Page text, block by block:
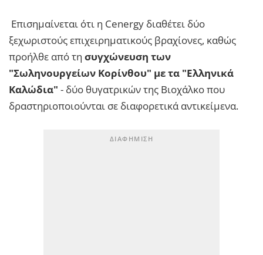
Επισημαίνεται ότι η Cenergy διαθέτει δύο
ξεχωριστούς επιχειρηματικούς βραχίονες, καθώς
προήλθε από τη συγχώνευση των
"Σωληνουργείων Κορίνθου" με τα "Ελληνικά
Καλώδια" - δύο θυγατρικών της Βιοχάλκο που
δραστηριοποιούνται σε διαφορετικά αντικείμενα.